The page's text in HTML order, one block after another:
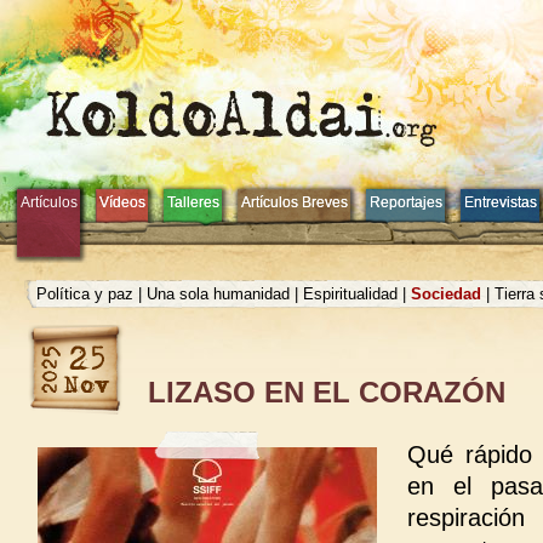
Artículos Vídeos Talleres Artículos Breves Reportajes Entrevistas
Artículos Vídeos Talleres Artículos Breves Reportajes Entrevistas
Política y paz Una sola humanidad Espiritualidad Sociedad Tierra
LIZASO EN EL CORAZÓN
Qué
en el